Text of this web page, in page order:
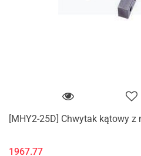
[MHY2-25D] Chwytak kątowy
1967.77